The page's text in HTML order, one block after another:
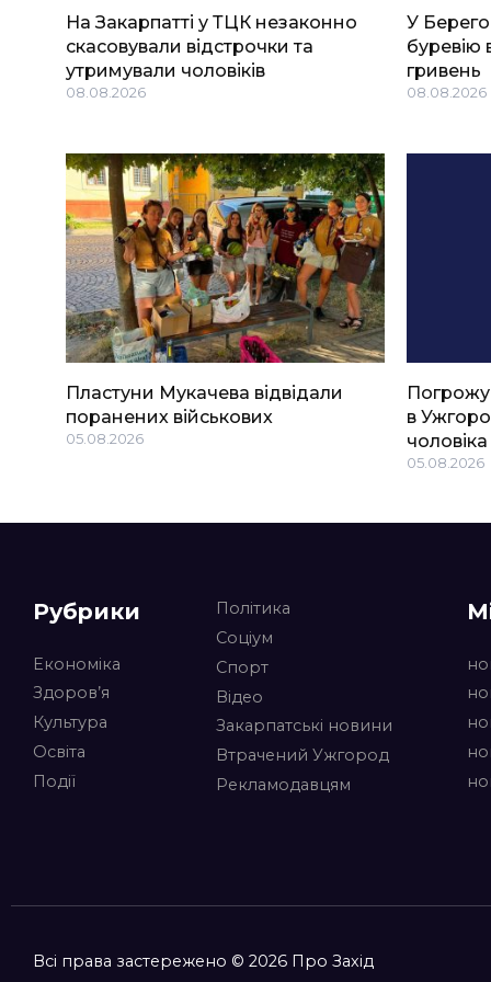
На Закарпатті у ТЦК незаконно
скасовували відстрочки та
утримували чоловіків
08.08.2026
У
буревію
гривень
08.08.2026
Пластуни Мукачева відвідали
поранених військових
05.08.2026
в
чоловіка
05.08.2026
Рубрики
Економіка
Здоров’я
Культура
Освіта
Події
Політика
Соціум
Спорт
Відео
Закарпатські новини
Втрачений Ужгород
Рекламодавцям
Всі права застережено © 2026 Про Захід